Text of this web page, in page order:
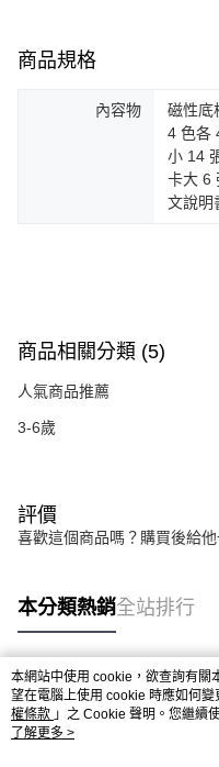
商品規格
內容物
磁性底
4 色各
小 14
卡大 6
文說明
商品相關分類 (5)
人氣商品推薦
3-6歲
評價
喜歡這個商品嗎？購買後給
本分類熱銷全站排行
熱門標籤
本網站中使用 cookie，欲查詢有關
望在電腦上使用 cookie 時應如何
權條款 」之 Cookie 聲明。您繼續
用條款之 Cookie 聲明使用 cookie。
了解更多 >